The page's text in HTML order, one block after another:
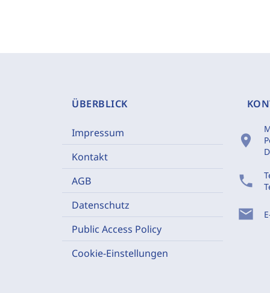
ÜBERBLICK
Impressum
Kontakt
AGB
Datenschutz
Public Access Policy
Cookie-Einstellungen
location_on
phone
mail